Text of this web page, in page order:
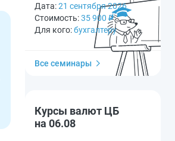
Дата:21 сентября 2026
Стоимость:35 900 ₽
Для кого:бухгалтеру
Все семинары
Курсы валют ЦБ
на 06.08